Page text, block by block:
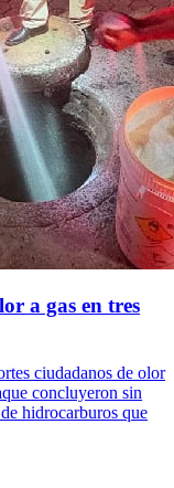
a gas en tres
ciudadanos de olor
concluyeron sin
hidrocarburos que